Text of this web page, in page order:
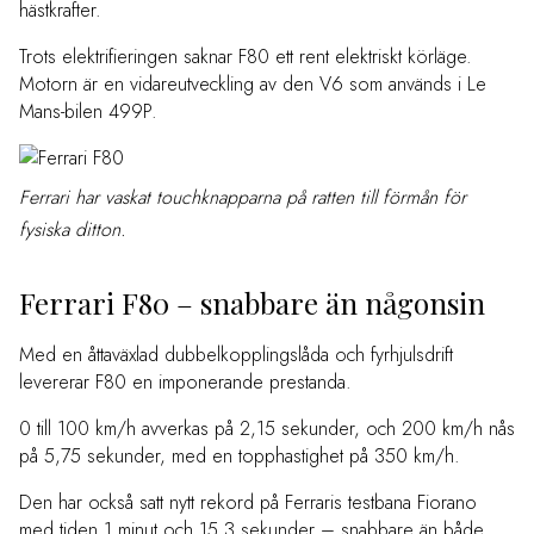
hästkrafter.
Trots elektrifieringen saknar F80 ett rent elektriskt körläge.
Motorn är en vidareutveckling av den V6 som används i Le
Mans-bilen 499P.
Ferrari har vaskat touchknapparna på ratten till förmån för
fysiska ditton.
Ferrari F80 – snabbare än någonsin
Med en åttaväxlad dubbelkopplingslåda och fyrhjulsdrift
levererar F80 en imponerande prestanda.
0 till 100 km/h avverkas på 2,15 sekunder, och 200 km/h nås
på 5,75 sekunder, med en topphastighet på 350 km/h.
Den har också satt nytt rekord på Ferraris testbana Fiorano